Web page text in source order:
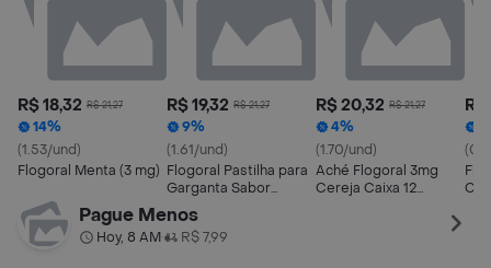
R$ 18,32 R$ 21,27
14%
(1.53/und)
Flogoral Menta (3 mg)
R$ 19,32 R$ 21,27
9%
(1.61/und)
Flogoral Pastilha para
Garganta Sabor
Pastilhas
R$ 20,32 R$ 21,27
4%
(1.70/und)
Aché Flogoral 3mg
Cereja Caixa 12
R$
Pague Menos
Hoy, 8 AM• R$ 7,99